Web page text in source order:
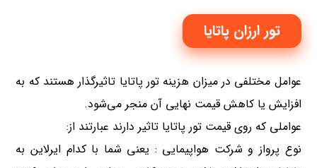
تور ارزان پاتایا
عوامل مختلفی در میزان هزینه تور پاتایا تاثیر‌گذار هستند که به
افزایش یا کاهش قیمت نهایی آن منجر می‌شود.
عواملی که روی قیمت تور پاتایا تاثیر دارند عبارتند از:
نوع پرواز و شرکت هواپیمایی : یعنی شما با کدام ایرلاین به